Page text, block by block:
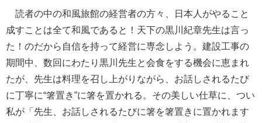
読者の中の和風旅館の経営者の方々、日本人がやること
成すことは全て和風であると！天下の黒川紀章先生は言っ
た！のだから自信を持って経営に専念しよう。建設工事の
期間中、数回にわたり黒川先生と会食をする機会に恵まれ
たが、先生は料理を召し上がりながら、お話しされるたび
に丁寧に“箸置き”に箸を置かれる。その美しい仕草に、つい
私が「先生、お話しされるたびに箸を箸置きに置かれます